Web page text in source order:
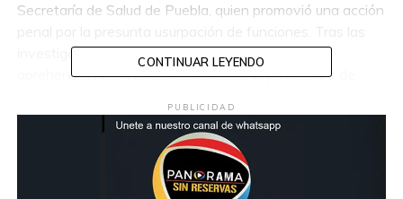
Secretaría de Salud de Puebla, quien promovió una acción
investigaciones, la Fiscalía emitió una orden de
aprehensión que fue cumplimentada el pasado 13 de
Combate a la Corrupción.
La detención se realizó en inmediaciones del Laboratorio
de Salud Pública ubicado en el Complejo Médico Sur, en la
CONTINUAR LEYENDO
PUBLICIDAD